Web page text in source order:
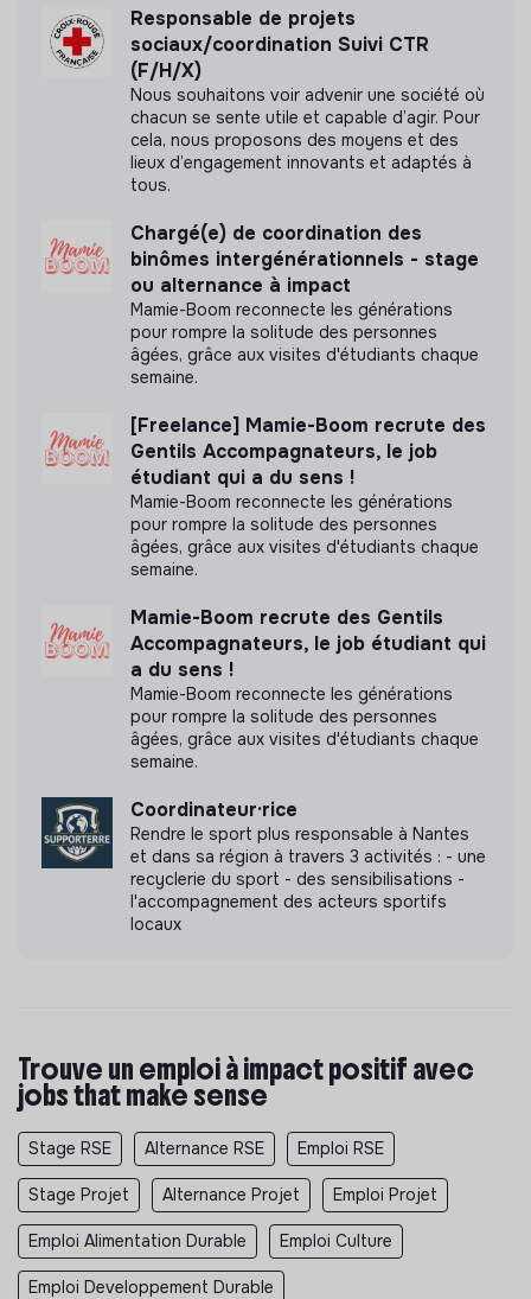
défenseur·e·s en cas d’alertes urgentes
Organisation de tournées de sensibilisation avec des
défenseur·e·s de droits humains accompagné·e·s
Information et appui des candidat.e.s au volontariat
Participation aux groupes de travail internationaux
Organisation d’évènements en lien avec l’ICP et la
non-violence en présentiel et online
Encadrement éventuel d’une personne en service
civique et/ou en stage
Pour le Comité ICP :
Conditions particulières :
le poste demande d’être
(pour les réunions de bénévoles, des activités publiques,
l’accompagnement de défenseur·e·s des droits humains
lors de tournées). La personne coordinatrice est
l’unique salariée des deux organisations, les relations de
travail sont ainsi fortement composées de lien avec les
personnes bénévoles. Cela implique une gestion du
temps et des délais spécifiques.
Prise de poste souhaitée : 17 août 2026
Nous répondrons à toutes les candidatures ; les
personnes présélectionnées seront contactéesà
partir du 29 juin 2026 pour un test écrit la semaine
du 06 juillet.Les personnes qui passeront cette
seconde étape seront invitées à un
21 et le 24 juillet 2026.
Lieu de travail :Paris - 21ter rue Voltaire, 11ème
arrondissement, télétravail possible à raison d’un à deux
jours par semaine.
Responsable de projets
sociaux/coordination Suivi CTR
(F/H/X)
Nous souhaitons voir advenir une société où
chacun se sente utile et capable d’agir. Pour
cela, nous proposons des moyens et des
lieux d’engagement innovants et adaptés à
tous.
Chargé(e) de coordination des
binômes intergénérationnels - stage
ou alternance à impact
Mamie-Boom reconnecte les générations
pour rompre la solitude des personnes
âgées, grâce aux visites d'étudiants chaque
semaine.
[Freelance] Mamie-Boom recrute des
Gentils Accompagnateurs, le job
étudiant qui a du sens !
Mamie-Boom reconnecte les générations
pour rompre la solitude des personnes
âgées, grâce aux visites d'étudiants chaque
semaine.
Mamie-Boom recrute des Gentils
Accompagnateurs, le job étudiant qui
a du sens !
Mamie-Boom reconnecte les générations
pour rompre la solitude des personnes
âgées, grâce aux visites d'étudiants chaque
semaine.
Coordinateur·rice
Rendre le sport plus responsable à Nantes
et dans sa région à travers 3 activités : - une
recyclerie du sport - des sensibilisations -
l'accompagnement des acteurs sportifs
locaux
Trouve un emploi à impact positif avec
jobs that make sense
Stage RSE Alternance RSE Emploi RSE
Stage Projet Alternance Projet Emploi Projet
Emploi Alimentation Durable Emploi Culture
Emploi Developpement Durable